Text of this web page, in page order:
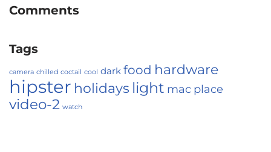
Comments
Tags
camera chilled coctail cool dark food hardware
hipster holidays light mac place
video-2 watch